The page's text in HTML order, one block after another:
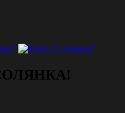
СОЛЯНКА!